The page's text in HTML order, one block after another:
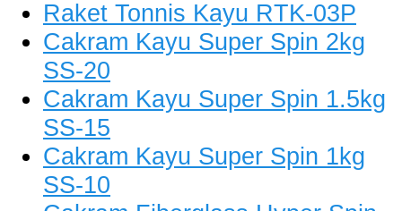
Raket Tonnis Kayu RTK-03P
Cakram Kayu Super Spin 2kg
SS-20
Cakram Kayu Super Spin 1.5kg
SS-15
Cakram Kayu Super Spin 1kg
SS-10